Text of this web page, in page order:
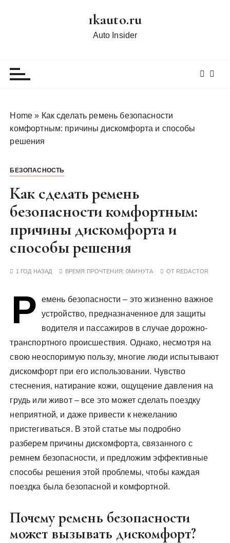
1kauto.ru
Auto Insider
Home » Как сделать ремень безопасности
комфортным: причины дискомфорта и способы
решения
БЕЗОПАСНОСТЬ
Как сделать ремень
безопасности комфортным:
причины дискомфорта и
способы решения
1 ГОД НАЗАД ВРЕМЯ ПРОЧТЕНИЯ:0МИНУТА ОТ REDACTOR
Р
емень безопасности – это жизненно важное
устройство‚ предназначенное для защиты
водителя и пассажиров в случае дорожно-
транспортного происшествия. Однако‚ несмотря на
свою неоспоримую пользу‚ многие люди испытывают
дискомфорт при его использовании. Чувство
стеснения‚ натирание кожи‚ ощущение давления на
грудь или живот – все это может сделать поездку
неприятной‚ и даже привести к нежеланию
пристегиваться. В этой статье мы подробно
разберем причины дискомфорта‚ связанного с
ремнем безопасности‚ и предложим эффективные
способы решения этой проблемы‚ чтобы каждая
поездка была безопасной и комфортной.
Почему ремень безопасности
может вызывать дискомфорт?